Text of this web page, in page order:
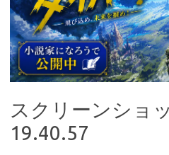
スクリーンショ
19.40.57